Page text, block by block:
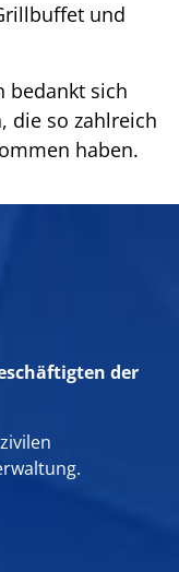
und
bedankt sich
die so zahlreich
haben.
der